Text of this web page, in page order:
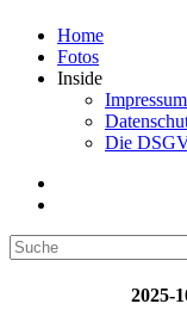
Home
Fotos
Inside
Impressum
Die
2025-